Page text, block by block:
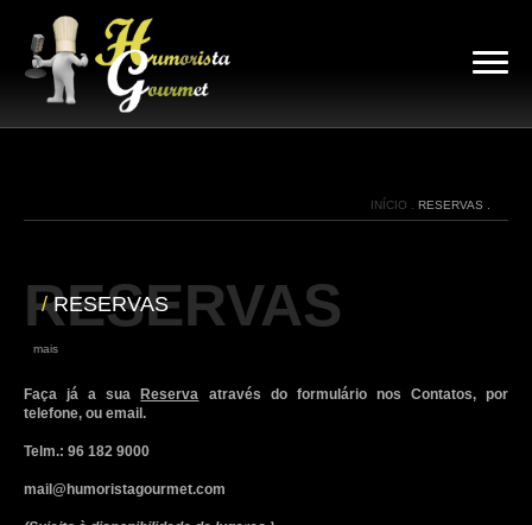
INÍCIO . RESERVAS .
RESERVAS
/RESERVAS
mais
Faça já a sua Reserva através do formulário nos Contatos, por
telefone, ou email.
Telm.: 96 182 9000
mail@humoristagourmet.com